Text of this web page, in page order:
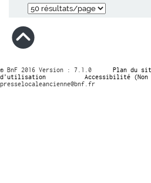
© BnF 2016 Version : 7.1.0 Plan du
d’utilisation
Accessibilité (Non
presselocaleancienne@bnf.fr